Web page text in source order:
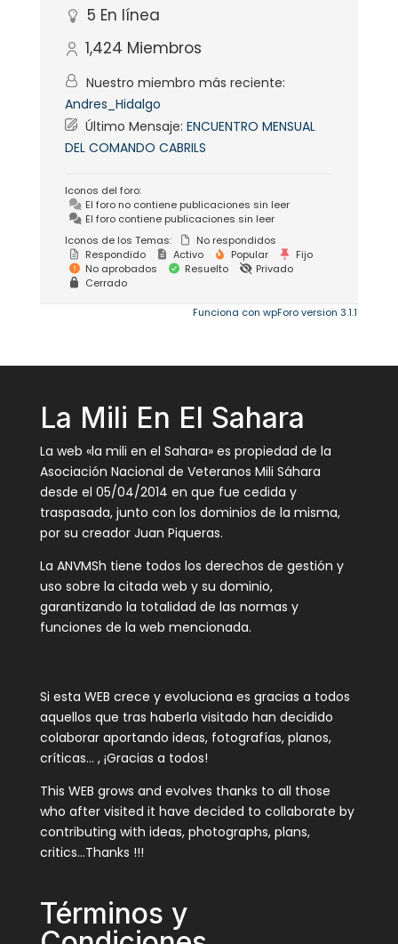
5 En línea
1,424 Miembros
Nuestro miembro más reciente:
Andres_Hidalgo
Último Mensaje: ENCUENTRO MENSUAL
DEL COMANDO CABRILS
Iconos del foro:
El foro no contiene publicaciones sin leer
El foro contiene publicaciones sin leer
Iconos de los Temas:
No respondidos
Respondido
Activo Popular
Fijo
No aprobados
Resuelto
Privado
Cerrado
Funciona con wpForo version 3.1.1
La Mili En El Sahara
La web «la mili en el Sahara» es propiedad de la
Asociación Nacional de Veteranos Mili Sáhara
desde el 05/04/2014 en que fue cedida y
traspasada, junto con los dominios de la misma,
por su creador Juan Piqueras.
La ANVMSh tiene todos los derechos de gestión y
uso sobre la citada web y su dominio,
garantizando la totalidad de las normas y
funciones de la web mencionada.
Si esta WEB crece y evoluciona es gracias a todos
aquellos que tras haberla visitado han decidido
colaborar aportando ideas, fotografías, planos,
críticas… , ¡Gracias a todos!
This WEB grows and evolves thanks to all those
who after visited it have decided to collaborate by
contributing with ideas, photographs, plans,
critics…Thanks !!!
Términos y